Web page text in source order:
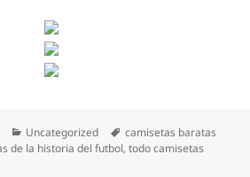
Categorías
Uncategorized Etiquetas
camisetas baratas
de la historia del futbol,todo camisetas